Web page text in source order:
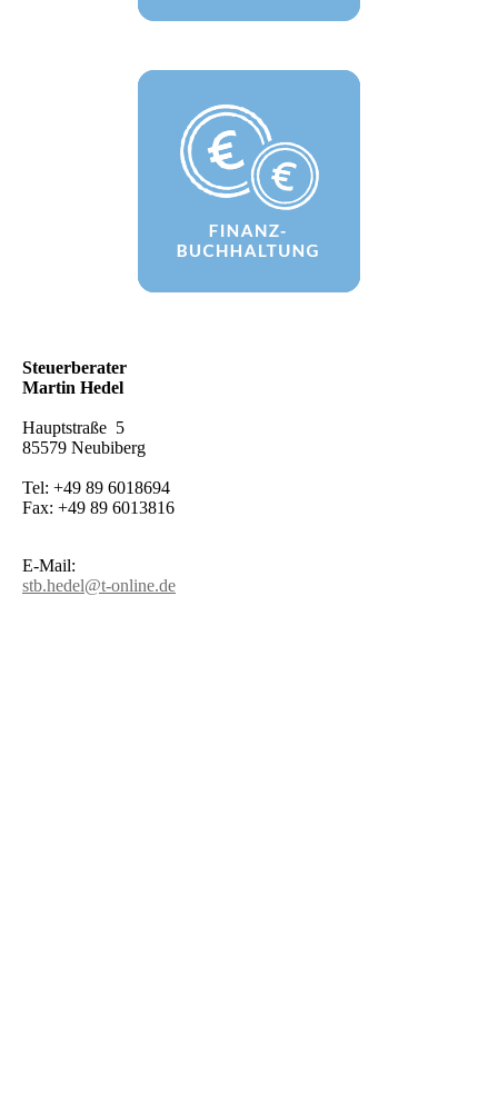
Steuerberater
Martin Hedel
Hauptstraße 5
85579 Neubiberg
Tel: +49 89 6018694
Fax: +49 89 6013816
E-Mail:
stb.hedel@t-online.de